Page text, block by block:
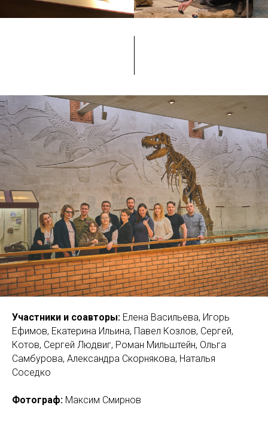
Участники и соавторы: Елена Васильева, Игорь
Ефимов, Екатерина Ильина, Павел Козлов, Сергей,
Котов, Сергей Людвиг, Роман Мильштейн, Ольга
Самбурова, Александра Скорнякова, Наталья
Соседко
Фотограф: Максим Смирнов